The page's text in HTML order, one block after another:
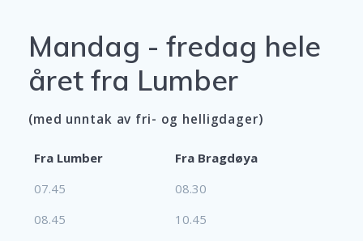
Mandag - fredag hele
året fra Lumber
(med unntak av fri- og helligdager)
Fra Lumber
Fra Bragdøya
07.45
08.30
08.45
10.45